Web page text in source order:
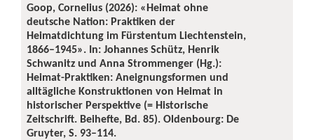
Goop, Cornelius (2026): «Heimat ohne
deutsche Nation: Praktiken der
Heimatdichtung im Fürstentum Liechtenstein,
1866–1945». In: Johannes Schütz, Henrik
Schwanitz und Anna Strommenger (Hg.):
Heimat-Praktiken: Aneignungsformen und
alltägliche Konstruktionen von Heimat in
historischer Perspektive (= Historische
Zeitschrift. Beihefte, Bd. 85). Oldenbourg: De
Gruyter, S. 93–114.